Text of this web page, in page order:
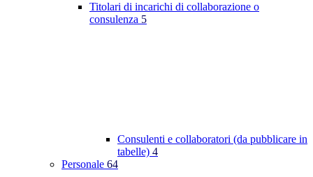
Titolari di incarichi di collaborazione o
consulenza 5
Consulenti e collaboratori (da pubblicare in
tabelle) 4
Personale 64